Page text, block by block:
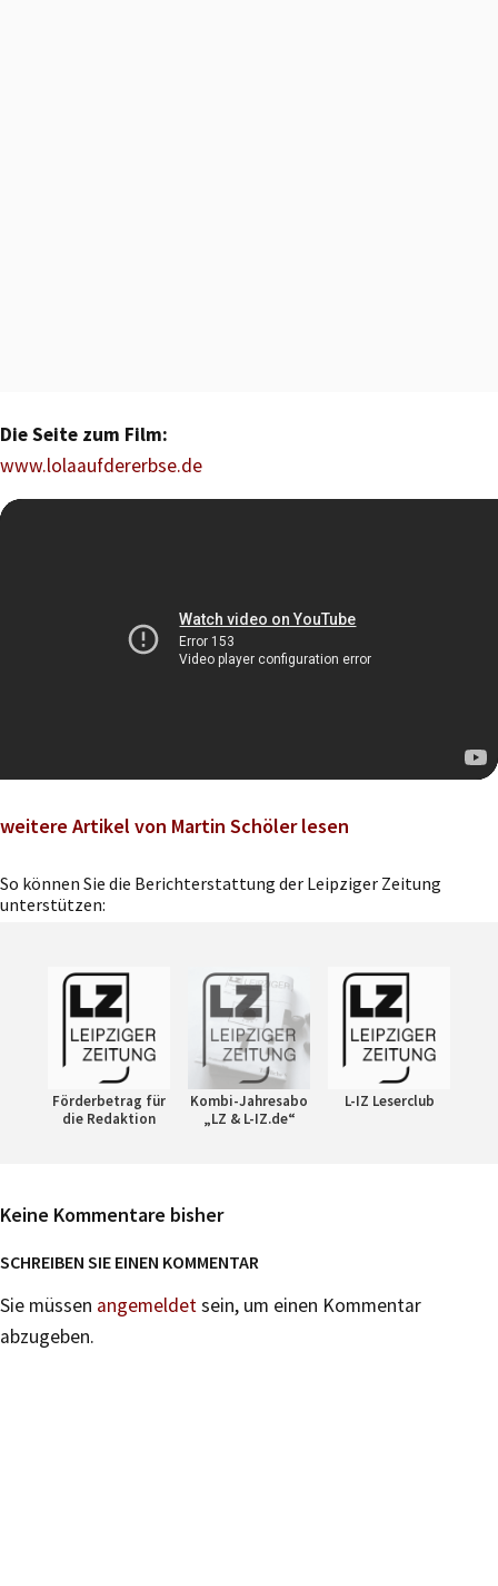
Die Seite zum Film:
www.lolaaufdererbse.de
weitere Artikel von Martin Schöler lesen
So können Sie die Berichterstattung der Leipziger Zeitung
unterstützen:
Förderbetrag für
die Redaktion
Kombi-Jahresabo
„LZ & L-IZ.de“
L-IZ Leserclub
Keine Kommentare bisher
SCHREIBEN SIE EINEN KOMMENTAR
Sie müssen angemeldetsein, um einen Kommentar
abzugeben.